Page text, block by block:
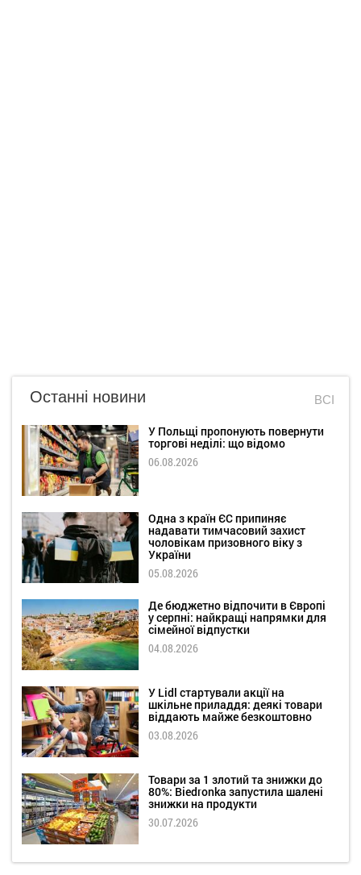
Останні новини ВСІ
У Польщі пропонують повернути
торгові неділі: що відомо
06.08.2026
Одна з країн ЄС припиняє
надавати тимчасовий захист
чоловікам призовного віку з
України
05.08.2026
Де бюджетно відпочити в Європі
у серпні: найкращі напрямки для
сімейної відпустки
04.08.2026
У Lidl стартували акції на
шкільне приладдя: деякі товари
віддають майже безкоштовно
03.08.2026
Товари за 1 злотий та знижки до
80%: Biedronka запустила шалені
знижки на продукти
30.07.2026